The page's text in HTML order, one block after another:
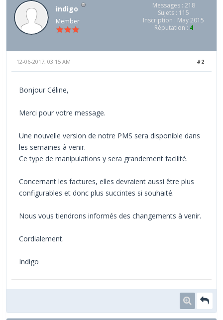
indigo
Member
Messages : 218
Sujets : 115
Inscription : May 2015
Réputation : 4
#2
12-06-2017, 03:15 AM
Bonjour Céline,
Merci pour votre message.
Une nouvelle version de notre PMS sera disponible dans
les semaines à venir.
Ce type de manipulations y sera grandement facilité.
Concernant les factures, elles devraient aussi être plus
configurables et donc plus succintes si souhaité.
Nous vous tiendrons informés des changements à venir.
Cordialement.
Indigo